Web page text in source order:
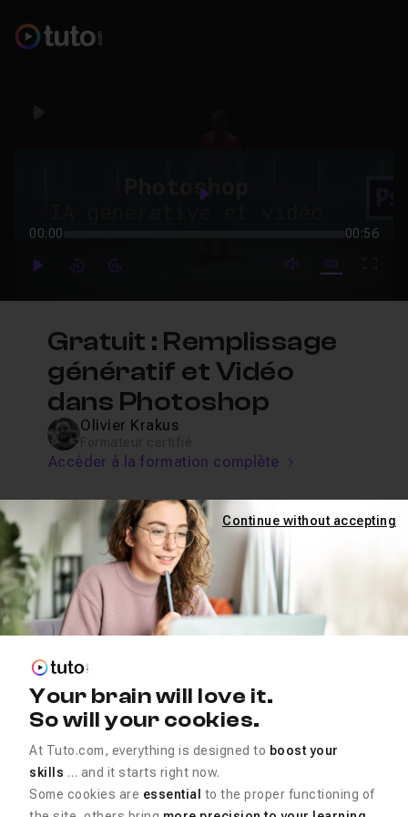
Play
00:00 00:56
PlayForwardForward mute video
Subtitles
Gratuit : Remplissage
génératif et Vidéo
dans Photoshop
Olivier Krakus
Accéder à la formation complète